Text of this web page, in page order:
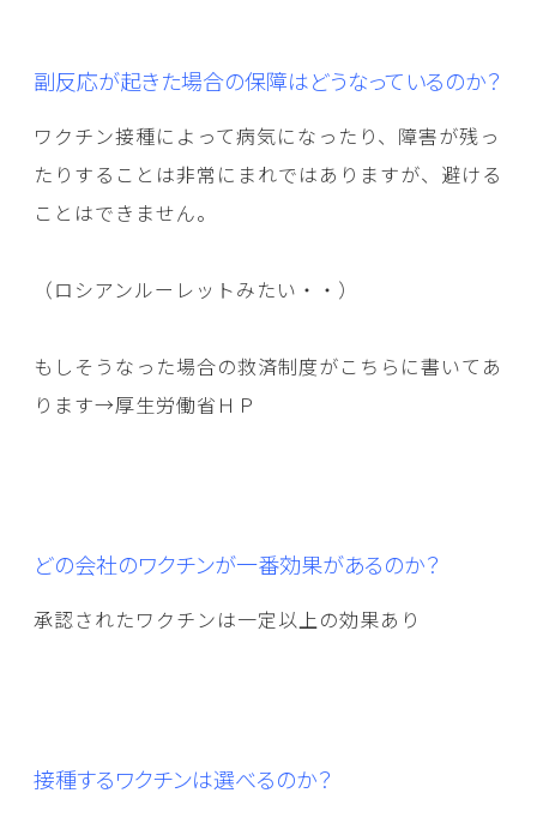
副反応が起きた場合の保障はどうなっているのか？
ワクチン接種によって病気になったり、障害が残っ
たりすることは非常にまれではありますが、避ける
ことはできません。
（ロシアンルーレットみたい・・）
もしそうなった場合の救済制度がこちらに書いてあ
ります→厚生労働省ＨＰ
どの会社のワクチンが一番効果があるのか？
承認されたワクチンは一定以上の効果あり
接種するワクチンは選べるのか？